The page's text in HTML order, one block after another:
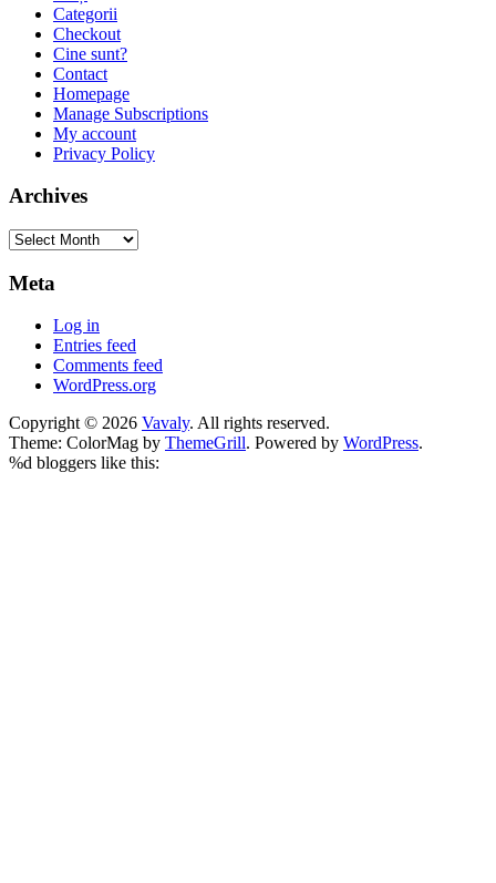
Categorii
Checkout
Cine sunt?
Contact
Homepage
Manage Subscriptions
My account
Privacy Policy
Archives
Archives
Meta
Log in
Entries feed
Comments feed
WordPress.org
Copyright © 2026 Vavaly. All rights reserved.
Theme: ColorMag by ThemeGrill. Powered by WordPress.
%d bloggers like this: